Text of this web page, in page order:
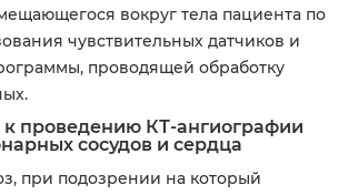
вокруг тела пациента по
чувствительных датчиков и
проводящей обработку
к проведению КТ-ангиографии
сосудов и сердца
при подозрении на который